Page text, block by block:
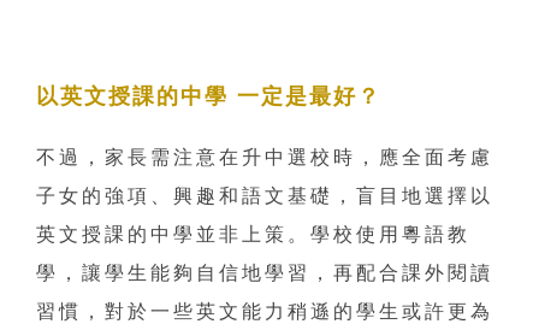
以英文授課的中學 一定是最好？
不過，家長需注意在升中選校時，應全面考慮
子女的強項、興趣和語文基礎，盲目地選擇以
英文授課的中學並非上策。學校使用粵語教
學，讓學生能夠自信地學習，再配合課外閱讀
習慣，對於一些英文能力稍遜的學生或許更為